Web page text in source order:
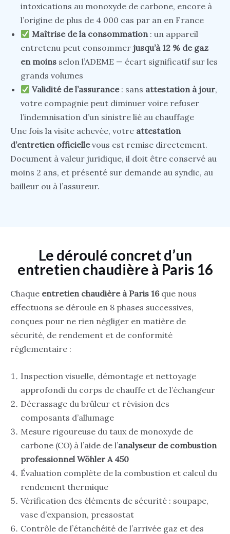
intoxications au monoxyde de carbone, encore à
l’origine de plus de 4 000 cas par an en France
Maîtrise de la consommation: un appareil
entretenu peut consommer jusqu’à 12 % de gaz
en moins selon l’ADEME — écart significatif sur les
grands volumes
Validité de l’assurance: sans attestation à jour,
votre compagnie peut diminuer voire refuser
l’indemnisation d’un sinistre lié au chauffage
Une fois la visite achevée, votre attestation
d’entretien officiellevous est remise directement.
Document à valeur juridique, il doit être conservé au
moins 2 ans, et présenté sur demande au syndic, au
bailleur ou à l’assureur.
Le déroulé concret d’un
entretien chaudière à Paris 16
Chaque entretien chaudière à Paris 16que nous
effectuons se déroule en 8 phases successives,
conçues pour ne rien négliger en matière de
sécurité, de rendement et de conformité
réglementaire :
Inspection visuelle, démontage et nettoyage
approfondi du corps de chauffe et de l’échangeur
Décrassage du brûleur et révision des
composants d’allumage
Mesure rigoureuse du taux de monoxyde de
carbone (CO) à l’aide de l’analyseur de combustion
professionnel Wöhler A 450
Évaluation complète de la combustion et calcul du
rendement thermique
Vérification des éléments de sécurité : soupape,
vase d’expansion, pressostat
Contrôle de l’étanchéité de l’arrivée gaz et des